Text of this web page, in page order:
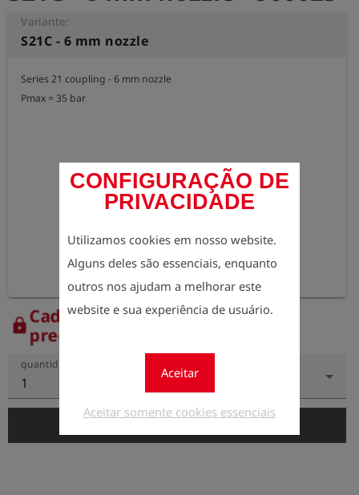
CONFIGURAÇÃO DE
PRIVACIDADE
Utilizamos cookies em nosso website.
Alguns deles são essenciais, enquanto
outros nos ajudam a melhorar este
website e sua experiência de usuário.
Aceitar
Aceitar somente cookies essenciais
Variante:
S21C - 6 mm nozzle
Series 21 coupling - 6 mm nozzle
Pmax = 35 bar
lockCadastre-se agora para ver os
preços.
quantidade
1